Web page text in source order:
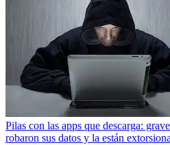
Pilas con las apps que descarga:
robaron sus datos y la están